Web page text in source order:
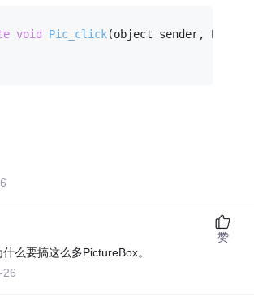
void Pic_click(object sender,
么要搞这么多PictureBox。
26
赞